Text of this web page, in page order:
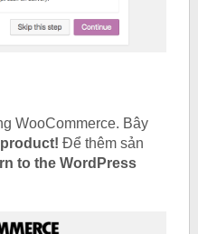
WooCommerce. Bây
Để thêm sản
to the WordPress